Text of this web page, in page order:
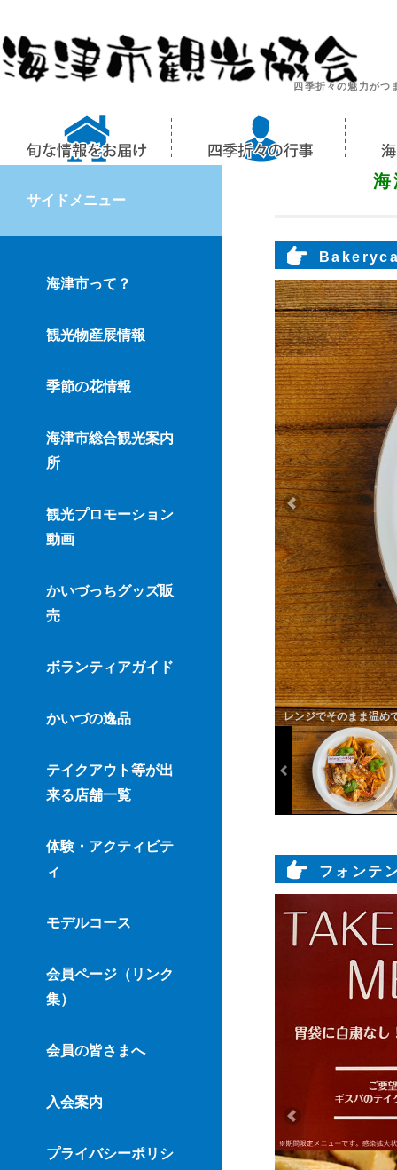
四季折々の魅力がつ
レンジでそのまま温め
フォン
サイドメニュー
海津市って？
観光物産展情報
季節の花情報
海津市総合観光案内
所
観光プロモーション
動画
かいづっちグッズ販
売
ボランティアガイド
かいづの逸品
テイクアウト等が出
来る店舗一覧
体験・アクティビテ
ィ
モデルコース
会員ページ（リンク
集）
会員の皆さまへ
入会案内
プライバシーポリシ